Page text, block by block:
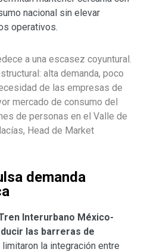
nacional sin elevar
operativos.
a una escasez coyuntural.
alta demanda, poco
de las empresas de
mercado de consumo del
de personas en el Valle de
Head de Market
demanda
Interurbano México-
las barreras de
la integración entre